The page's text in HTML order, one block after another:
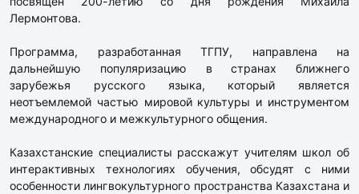
Лермонтова.
Программа, разработанная ТГПУ, направлена на
дальнейшую популяризацию в странах ближнего
зарубежья русского языка, который является
неотъемлемой частью мировой культуры и инструментом
международного и межкультурного общения.
Казахстанские специалисты расскажут учителям школ об
интерактивных технологиях обучения, обсудят с ними
особенности лингвокультурного пространства Казахстана и